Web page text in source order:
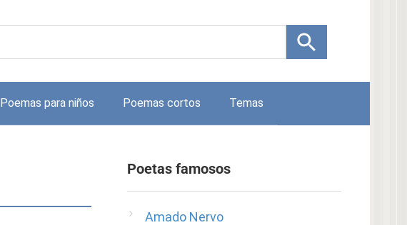
Poemas para niños Poemas cortos Temas
Poetas famosos
Amado Nervo